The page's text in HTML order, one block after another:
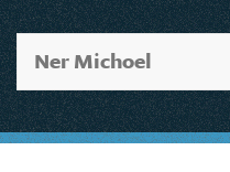
Ner Michoel